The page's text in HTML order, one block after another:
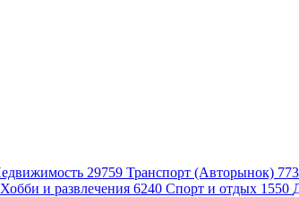
29759 Транспорт (Авторынок)
Хобби и развлечения 6240 Спорт и отдых 1550